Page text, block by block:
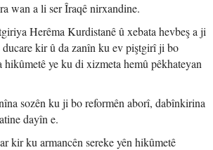
wan a li ser Îraqê nirxandine.
Herêma Kurdistanê û xebata hevbeş a ji
kir û da zanîn ku ev piştgirî ji bo
hikûmetê ye ku di xizmeta hemû pêkhateyan
sozên ku ji bo reformên aborî, dabînkirina
dayîn e.
kir ku armancên sereke yên hikûmetê